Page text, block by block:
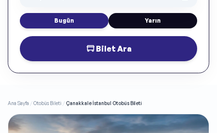
Bugün Yarın
Bilet Ara
Ana Sayfa /Otobüs Bileti / Çanakkale İstanbul Otobüs Bileti